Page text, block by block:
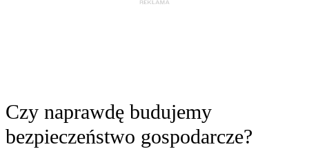
Czy naprawdę budujemy
bezpieczeństwo gospodarcze?